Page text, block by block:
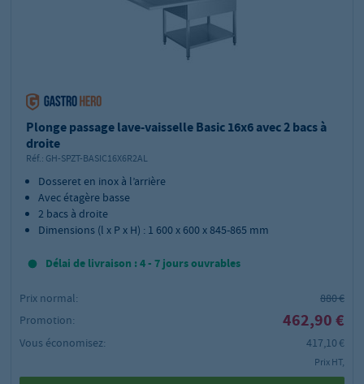
Plonge passage lave-vaisselle Basic 16x6 avec 2 bacs à
droite
Réf.: GH-SPZT-BASIC16X6R2AL
Dosseret en inox à l’arrière
Avec étagère basse
2 bacs à droite
Dimensions (l x P x H) : 1 600 x 600 x 845-865 mm
Délai de livraison : 4 - 7 jours ouvrables
Prix normal:
880 €
Promotion:
462,90 €
Vous économisez: 417,10 €
Prix HT,